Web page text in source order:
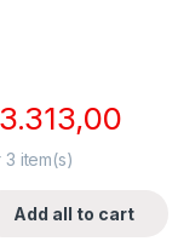
3.313,00
3 item(s)
Add all to cart